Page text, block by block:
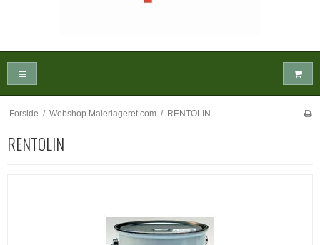
Forside / Webshop Malerlageret.com / RENTOLIN
RENTOLIN